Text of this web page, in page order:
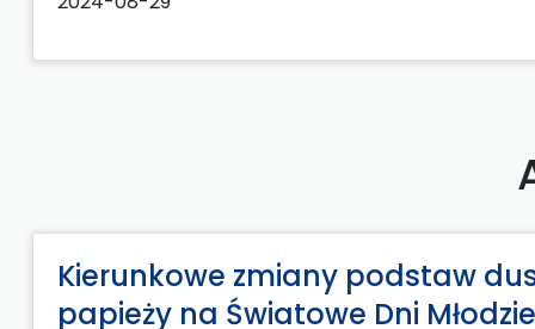
Kierunkowe zmiany podstaw
papieży na Światowe Dni